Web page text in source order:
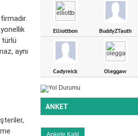
türlü
aynı
Elliottbon BuddyZTauth
Cadyreick Oleggaw
ANKET